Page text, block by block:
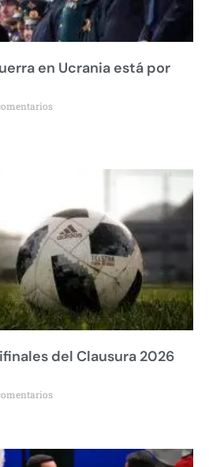
en Ucrania está por
del Clausura 2026